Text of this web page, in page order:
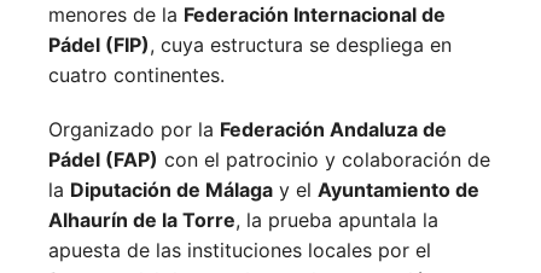
menores de la Federación Internacional de
Pádel (FIP), cuya estructura se despliega en
cuatro continentes.
Organizado por la Federación Andaluza de
Pádel (FAP) con el patrocinio y colaboración de
la Diputación de Málaga y el Ayuntamiento de
Alhaurín de la Torre, la prueba apuntala la
apuesta de las instituciones locales por el